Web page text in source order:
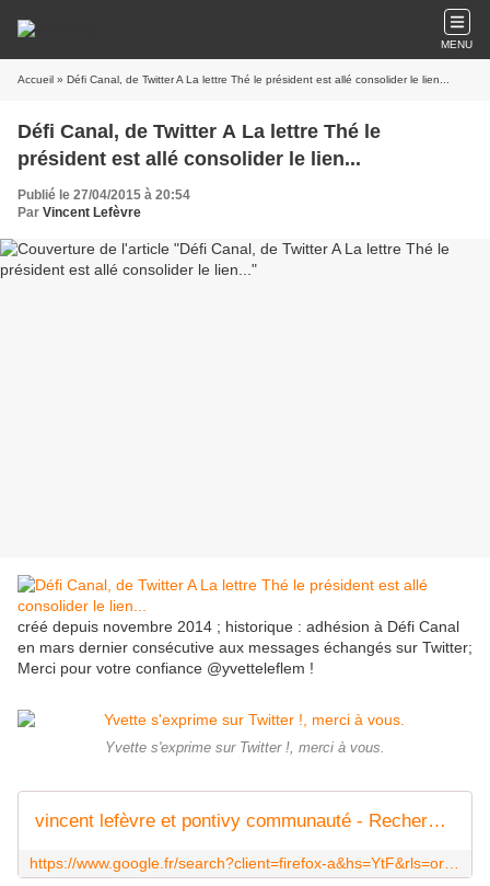
MENU
Accueil » Défi Canal, de Twitter A La lettre Thé le président est allé consolider le lien...
Défi Canal, de Twitter A La lettre Thé le
président est allé consolider le lien...
Publié le 27/04/2015 à 20:54
Par Vincent Lefèvre
créé depuis novembre 2014 ; historique : adhésion à Défi Canal
en mars dernier consécutive aux messages échangés sur Twitter;
Merci pour votre confiance @yvetteleflem !
Yvette s'exprime sur Twitter !, merci à vous.
vincent lefèvre et pontivy communauté - Recherche Google